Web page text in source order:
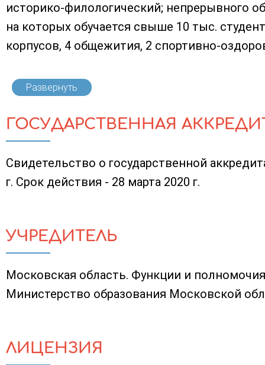
историко-филологический; непрерывного
на которых обучается свыше 10 тыс.
корпусов, 4 общежития, 2 спортивно-
Развернуть
ГОСУДАРСТВЕННАЯ
Свидетельство о государственной
г. Срок действия - 28 марта 2020 г.
УЧРЕДИТЕЛЬ
Московская область. Функции и
Министерство образования Московской
ЛИЦЕНЗИЯ